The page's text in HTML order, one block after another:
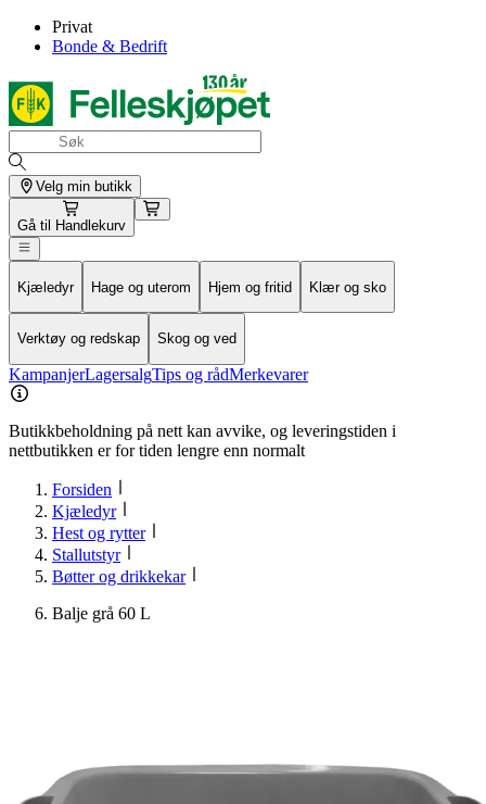
Privat
Bonde & Bedrift
Velg min butikk
Gå til Handlekurv
Kjæledyr Hage og uterom Hjem og fritid Klær og sko
Verktøy og redskap Skog og ved
KampanjerLagersalgTips og rådMerkevarer
Butikkbeholdning på nett kan avvike, og leveringstiden i
nettbutikken er for tiden lengre enn normalt
Forsiden
Kjæledyr
Hest og rytter
Stallutstyr
Bøtter og drikkekar
Balje grå 60 L